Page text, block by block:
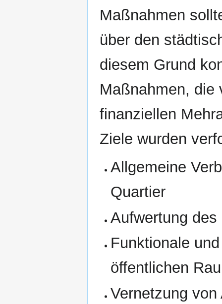
Maßnahmen
über den
diesem Grund
Maßnahmen, die
finanziellen
Ziele wurden
Allgemeine
Quartier
Aufwertung
Funktionale
öffentlichen
Vernetzung